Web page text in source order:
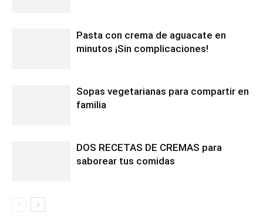
Pasta con crema de aguacate en
minutos ¡Sin complicaciones!
Sopas vegetarianas para compartir en
familia
DOS RECETAS DE CREMAS para
saborear tus comidas